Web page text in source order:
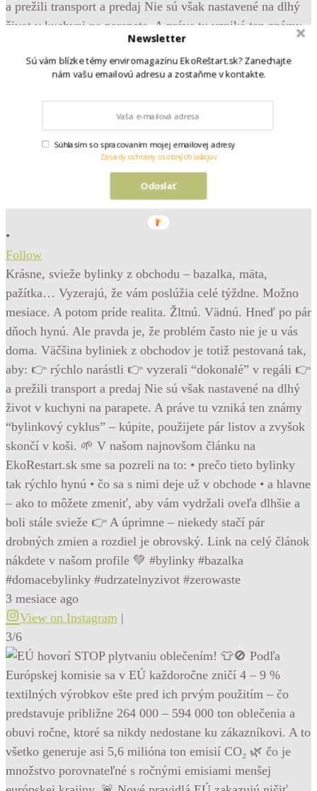
•
Follow
Krásne, svieže bylinky z obchodu – bazalka, mäta,
pažítka… Vyzerajú, že vám poslúžia celé týždne. Možno
mesiace. A potom príde realita. Žltnú. Vädnú. Hneď po pár
dňoch hynú. Ale pravda je, že problém často nie je u vás
doma. Väčšina byliniek z obchodov je totiž pestovaná tak,
aby: 👉 rýchlo narástli 👉 vyzerali “dokonalé” v regáli 👉
a prežili transport a predaj Nie sú však nastavené na dlhý
život v kuchyni na parapete. A práve tu vzniká ten známy
“bylinkový cyklus” – kúpite, použijete pár listov a zvyšok
skončí v koši. 🌱 V našom najnovšom článku na
EkoRestart.sk sme sa pozreli na to: • prečo tieto bylinky
tak rýchlo hynú • čo sa s nimi deje už v obchode • a hlavne
– ako to môžete zmeniť, aby vám vydržali oveľa dlhšie a
boli stále svieže 👉 A úprimne – niekedy stačí pár
drobných zmien a rozdiel je obrovský. Link na celý článok
nákdete v našom profile 💚 #bylinky #bazalka
#domacebylinky #udrzatelnyzivot #zerowaste
3 mesiace ago
View on Instagram |
3/6
Newsletter
Sú vám blízke témy enviromagazínu EkoReštart.sk? Zanechajte
nám vašu emailovú adresu a zostaňme v kontakte.
Odoslať
Súhlasím so spracovaním mojej emailovej adresy
Zásady ochrany osobných údajov